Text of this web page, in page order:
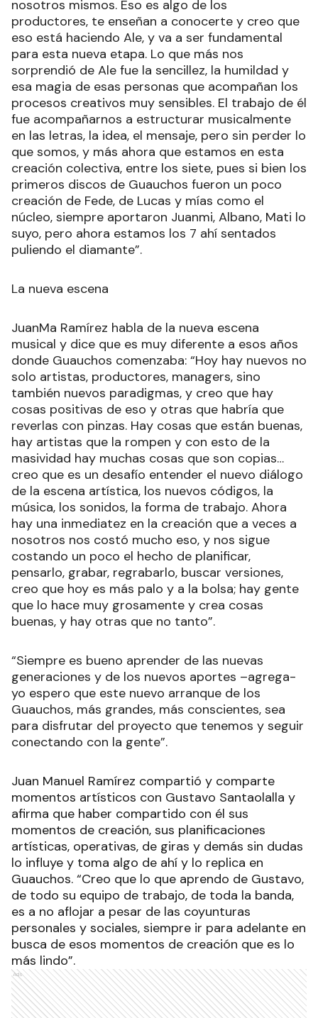
nosotros mismos. Eso es algo de los
productores, te enseñan a conocerte y creo que
eso está haciendo Ale, y va a ser fundamental
para esta nueva etapa. Lo que más nos
sorprendió de Ale fue la sencillez, la humildad y
esa magia de esas personas que acompañan los
procesos creativos muy sensibles. El trabajo de él
fue acompañarnos a estructurar musicalmente
en las letras, la idea, el mensaje, pero sin perder lo
que somos, y más ahora que estamos en esta
creación colectiva, entre los siete, pues si bien los
primeros discos de Guauchos fueron un poco
creación de Fede, de Lucas y mías como el
núcleo, siempre aportaron Juanmi, Albano, Mati lo
suyo, pero ahora estamos los 7 ahí sentados
puliendo el diamante”.
La nueva escena
JuanMa Ramírez habla de la nueva escena
musical y dice que es muy diferente a esos años
donde Guauchos comenzaba: “Hoy hay nuevos no
solo artistas, productores, managers, sino
también nuevos paradigmas, y creo que hay
cosas positivas de eso y otras que habría que
reverlas con pinzas. Hay cosas que están buenas,
hay artistas que la rompen y con esto de la
masividad hay muchas cosas que son copias…
creo que es un desafío entender el nuevo diálogo
de la escena artística, los nuevos códigos, la
música, los sonidos, la forma de trabajo. Ahora
hay una inmediatez en la creación que a veces a
nosotros nos costó mucho eso, y nos sigue
costando un poco el hecho de planificar,
pensarlo, grabar, regrabarlo, buscar versiones,
creo que hoy es más palo y a la bolsa; hay gente
que lo hace muy grosamente y crea cosas
buenas, y hay otras que no tanto”.
“Siempre es bueno aprender de las nuevas
generaciones y de los nuevos aportes –agrega-
yo espero que este nuevo arranque de los
Guauchos, más grandes, más conscientes, sea
para disfrutar del proyecto que tenemos y seguir
conectando con la gente”.
Juan Manuel Ramírez compartió y comparte
momentos artísticos con Gustavo Santaolalla y
afirma que haber compartido con él sus
momentos de creación, sus planificaciones
artísticas, operativas, de giras y demás sin dudas
lo influye y toma algo de ahí y lo replica en
Guauchos. “Creo que lo que aprendo de Gustavo,
de todo su equipo de trabajo, de toda la banda,
es a no aflojar a pesar de las coyunturas
personales y sociales, siempre ir para adelante en
busca de esos momentos de creación que es lo
más lindo”.
Ads